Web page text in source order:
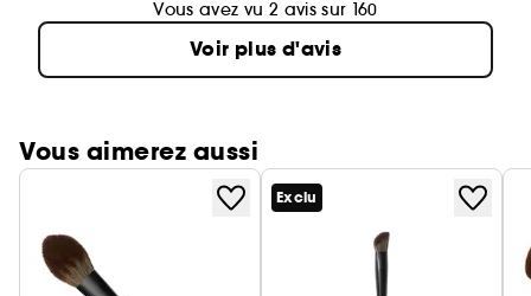
Vous avez vu 2 avis sur 160
Voir plus d'avis
Vous aimerez aussi
Exclu